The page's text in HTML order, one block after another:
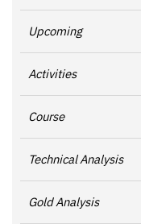
Upcoming
Activities
Course
Technical Analysis
Gold Analysis